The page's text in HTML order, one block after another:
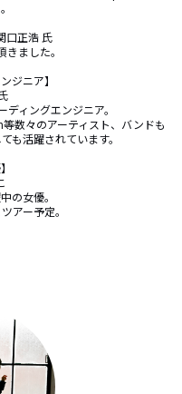
口正浩 氏
ジニア】
ィングエンジニア。
数々のアーティスト、バンドも
も活躍されています。
の女優。
アー予定。